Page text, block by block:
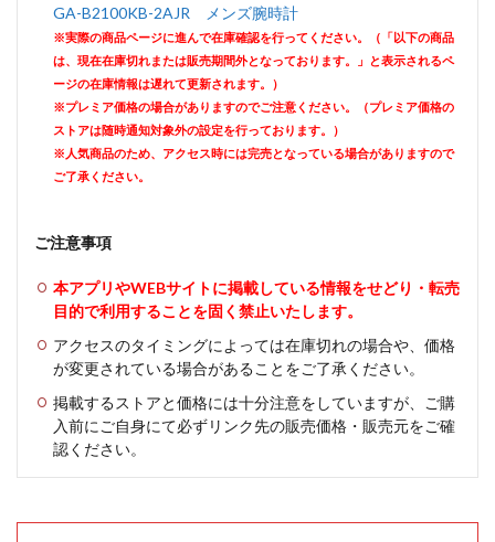
GA-B2100KB-2AJR メンズ腕時計
※実際の商品ページに進んで在庫確認を行ってください。（「以下の商品
は、現在在庫切れまたは販売期間外となっております。」と表示されるペ
ージの在庫情報は遅れて更新されます。）
※プレミア価格の場合がありますのでご注意ください。（プレミア価格の
ストアは随時通知対象外の設定を行っております。）
※人気商品のため、アクセス時には完売となっている場合がありますので
ご了承ください。
ご注意事項
本アプリやWEBサイトに掲載している情報をせどり・転売
目的で利用することを固く禁止いたします。
アクセスのタイミングによっては在庫切れの場合や、価格
が変更されている場合があることをご了承ください。
掲載するストアと価格には十分注意をしていますが、ご購
入前にご自身にて必ずリンク先の販売価格・販売元をご確
認ください。